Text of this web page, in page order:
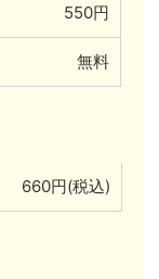
550円
無料
660円(税込)